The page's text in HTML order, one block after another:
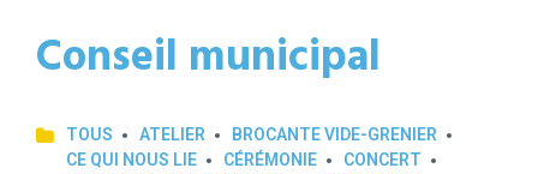
Conseil municipal
TOUS ATELIER
BROCANTE VIDE-GRENIER
CE QUI NOUS LIE
CÉRÉMONIE
CONCERT